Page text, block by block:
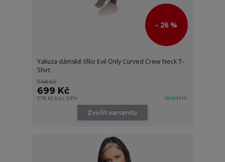
- 26 %
Yakuza dámské tílko Evil Only Curved Crew Neck T-
Shirt
948 Kč
699 Kč
578 Kč bez DPH Skladem
Zvolit variantu